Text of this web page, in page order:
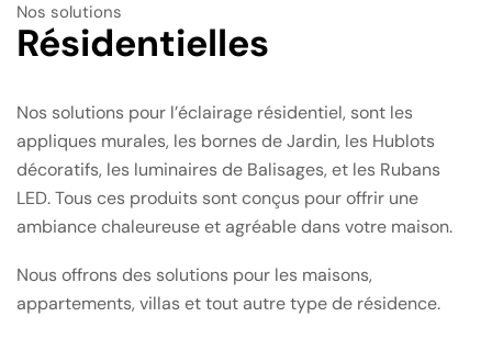
Nos solutions
Résidentielles
Nos solutions pour l’éclairage résidentiel, sont les
appliques murales, les bornes de Jardin, les Hublots
décoratifs, les luminaires de Balisages, et les Rubans
LED. Tous ces produits sont conçus pour offrir une
ambiance chaleureuse et agréable dans votre maison.
Nous offrons des solutions pour les maisons,
appartements, villas et tout autre type de résidence.